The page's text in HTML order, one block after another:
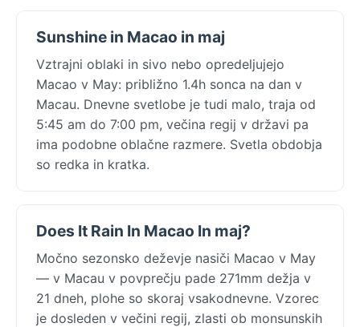
Sunshine in Macao in maj
Vztrajni oblaki in sivo nebo opredeljujejo
Macao v May: približno 1.4h sonca na dan v
Macau. Dnevne svetlobe je tudi malo, traja od
5:45 am do 7:00 pm, večina regij v državi pa
ima podobne oblačne razmere. Svetla obdobja
so redka in kratka.
Does It Rain In Macao In maj?
Močno sezonsko deževje nasiči Macao v May
— v Macau v povprečju pade 271mm dežja v
21 dneh, plohe so skoraj vsakodnevne. Vzorec
je dosleden v večini regij, zlasti ob monsunskih